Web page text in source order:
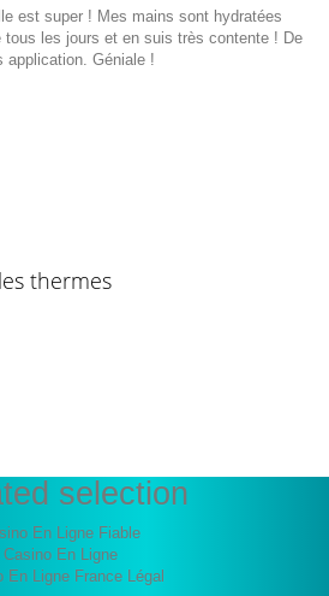
est super ! Mes mains sont hydratées
les jours et en suis très contente ! De
application. Géniale !
thermes
selection
En Ligne Fiable
Casino En Ligne
En Ligne France Légal